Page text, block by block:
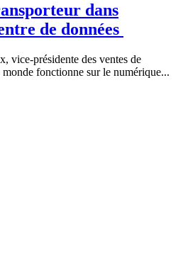
dans
de données
vice-présidente des ventes de
fonctionne sur le numérique...